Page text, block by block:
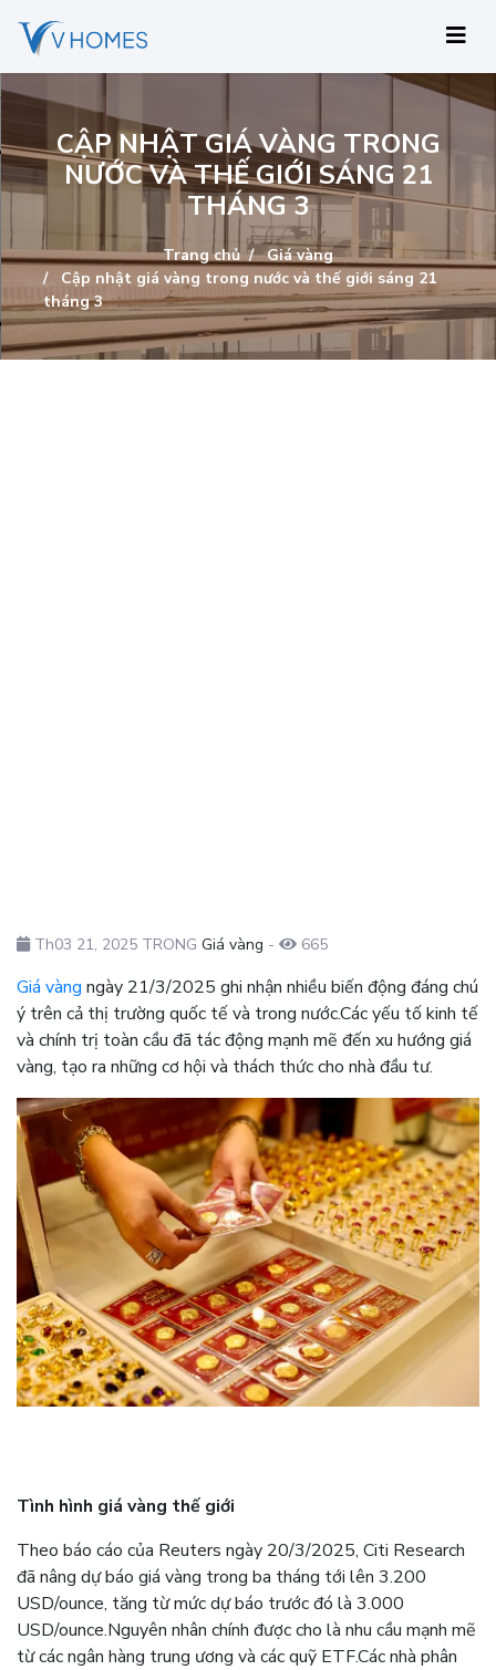
CẬP NHẬT GIÁ VÀNG TRONG
NƯỚC VÀ THẾ GIỚI SÁNG 21
THÁNG 3
Trang chủ
Giá vàng
Cập nhật giá vàng trong nước và thế giới sáng 21
tháng 3
Th03 21, 2025 TRONG Giá vàng - 665
Giá vàng ngày 21/3/2025 ghi nhận nhiều biến động đáng chú
ý trên cả thị trường quốc tế và trong nước.Các yếu tố kinh tế
và chính trị toàn cầu đã tác động mạnh mẽ đến xu hướng giá
vàng, tạo ra những cơ hội và thách thức cho nhà đầu tư.
Tình hình giá vàng thế giới
Theo báo cáo của Reuters ngày 20/3/2025, Citi Research
đã nâng dự báo giá vàng trong ba tháng tới lên 3.200
USD/ounce, tăng từ mức dự báo trước đó là 3.000
USD/ounce.Nguyên nhân chính được cho là nhu cầu mạnh mẽ
từ các ngân hàng trung ương và các quỹ ETF.Các nhà phân